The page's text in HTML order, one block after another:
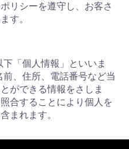
リシーを遵守し、お客さ
す。
「個人情報」といいま
、住所、電話番号など当
ができる情報をさしま
合することにより個人を
まれます。